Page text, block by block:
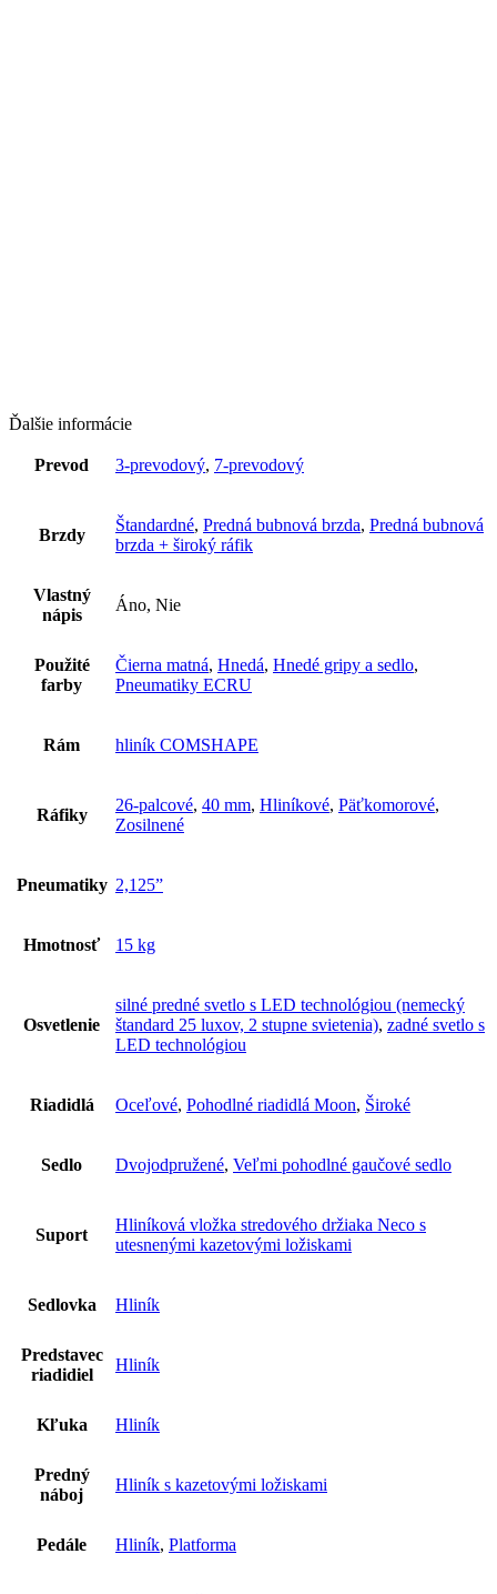
Ďalšie informácie
Prevod 3-prevodový, 7-prevodový
Brzdy
Štandardné, Predná bubnová brzda, Predná bubnová
brzda + široký ráfik
Vlastný
nápis
Áno, Nie
Použité
farby
Čierna matná, Hnedá, Hnedé gripy a sedlo,
Pneumatiky ECRU
Rám hliník COMSHAPE
Ráfiky
26-palcové, 40 mm, Hliníkové, Päťkomorové,
Zosilnené
Pneumatiky 2,125”
Hmotnosť 15 kg
Osvetlenie
silné predné svetlo s LED technológiou (nemecký
štandard 25 luxov, 2 stupne svietenia), zadné svetlo s
LED technológiou
Riadidlá Oceľové, Pohodlné riadidlá Moon, Široké
Sedlo Dvojodpružené, Veľmi pohodlné gaučové sedlo
Suport
Hliníková vložka stredového držiaka Neco s
utesnenými kazetovými ložiskami
Sedlovka Hliník
Predstavec
riadidiel
Hliník
Kľuka Hliník
Predný
náboj
Hliník s kazetovými ložiskami
Pedále Hliník, Platforma